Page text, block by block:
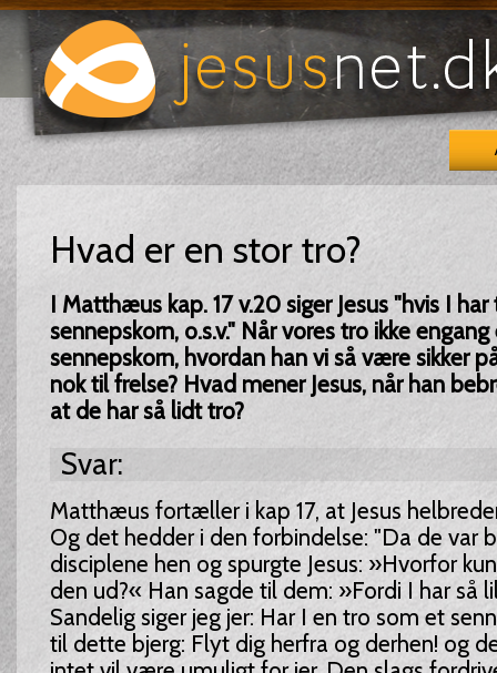
Hvad er en stor tro?
I Matthæus kap. 17 v.20 siger Jesus "hvis I
sennepskorn, o.s.v." Når vores tro ikke
sennepskorn, hvordan han vi så være sikker
nok til frelse? Hvad mener Jesus, når han
at de har så lidt tro?
Svar:
Matthæus fortæller i kap 17, at Jesus
Og det hedder i den forbindelse: "Da de var
disciplene hen og spurgte Jesus: »Hvorfor
den ud?« Han sagde til dem: »Fordi I har så
Sandelig siger jeg jer: Har I en tro som et
til dette bjerg: Flyt dig herfra og derhen! og